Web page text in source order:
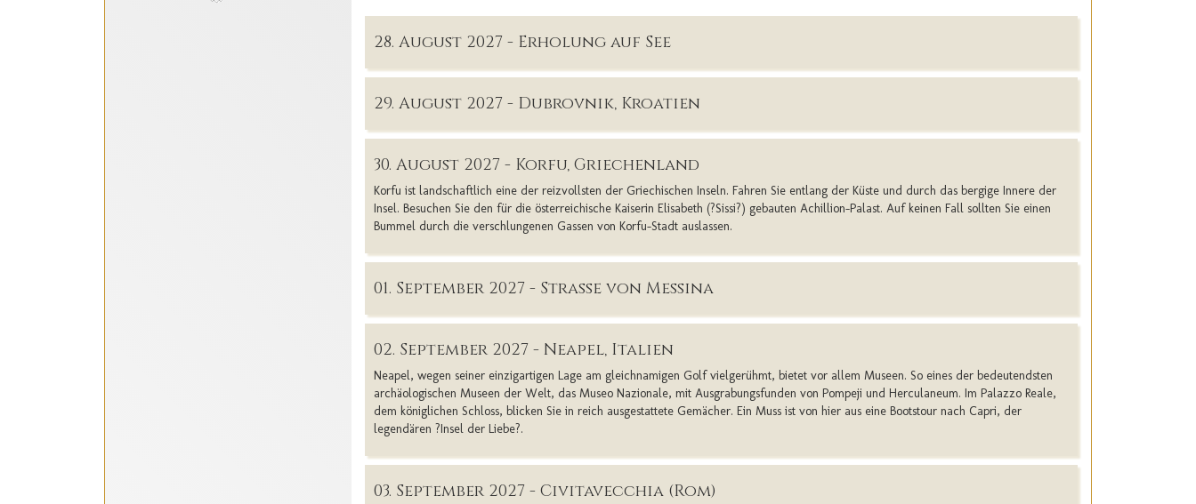
28. August 2027 - Erholung auf See
29. August 2027 - Dubrovnik, Kroatien
30. August 2027 - Korfu, Griechenland
Korfu ist landschaftlich eine der reizvollsten der Griechischen Inseln. Fahren Sie entlang der Küste und durch das bergige Innere der
Insel. Besuchen Sie den für die österreichische Kaiserin Elisabeth (?Sissi?) gebauten Achillion-Palast. Auf keinen Fall sollten Sie einen
Bummel durch die verschlungenen Gassen von Korfu-Stadt auslassen.
01. September 2027 - Strasse von Messina
02. September 2027 - Neapel, Italien
Neapel, wegen seiner einzigartigen Lage am gleichnamigen Golf vielgerühmt, bietet vor allem Museen. So eines der bedeutendsten
archäologischen Museen der Welt, das Museo Nazionale, mit Ausgrabungsfunden von Pompeji und Herculaneum. Im Palazzo Reale,
dem königlichen Schloss, blicken Sie in reich ausgestattete Gemächer. Ein Muss ist von hier aus eine Bootstour nach Capri, der
legendären ?Insel der Liebe?.
03. September 2027 - Civitavecchia (Rom)